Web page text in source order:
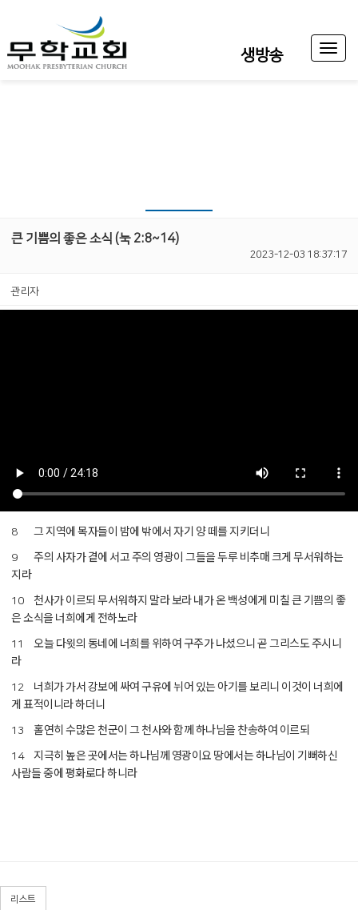
생방송
Toggle
큰 기쁨의 좋은 소식 (눅 2:8~14)
2023-12-03 18:37:17
관리자
8 그 지역에 목자들이 밤에 밖에서 자기 양 떼를 지키더니
9 주의 사자가 곁에 서고 주의 영광이 그들을 두루 비추매 크게 무서워하는
지라
10 천사가 이르되 무서워하지 말라 보라 내가 온 백성에게 미칠 큰 기쁨의 좋
은 소식을 너희에게 전하노라
11 오늘 다윗의 동네에 너희를 위하여 구주가 나셨으니 곧 그리스도 주시니
라
12 너희가 가서 강보에 싸여 구유에 뉘어 있는 아기를 보리니 이것이 너희에
게 표적이니라 하더니
13 홀연히 수많은 천군이 그 천사와 함께 하나님을 찬송하여 이르되
14 지극히 높은 곳에서는 하나님께 영광이요 땅에서는 하나님이 기뻐하신
사람들 중에 평화로다 하니라
리스트